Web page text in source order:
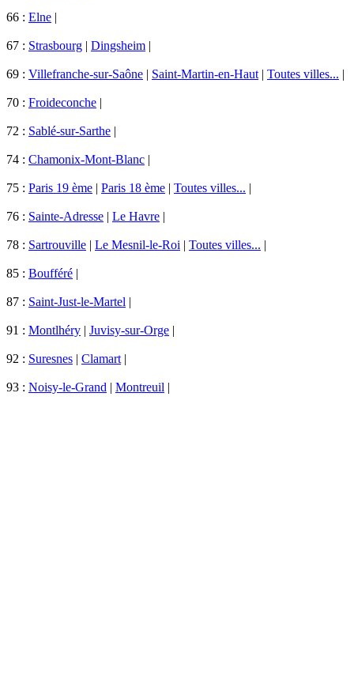
66 : Elne |
67 : Strasbourg | Dingsheim |
69 : Villefranche-sur-Saône | Saint-Martin-en-Haut | Toutes villes... |
70 : Froideconche |
72 : Sablé-sur-Sarthe |
74 : Chamonix-Mont-Blanc |
75 : Paris 19 ème | Paris 18 ème | Toutes villes... |
76 : Sainte-Adresse | Le Havre |
78 : Sartrouville | Le Mesnil-le-Roi | Toutes villes... |
85 : Boufféré |
87 : Saint-Just-le-Martel |
91 : Montlhéry | Juvisy-sur-Orge |
92 : Suresnes | Clamart |
93 : Noisy-le-Grand | Montreuil |